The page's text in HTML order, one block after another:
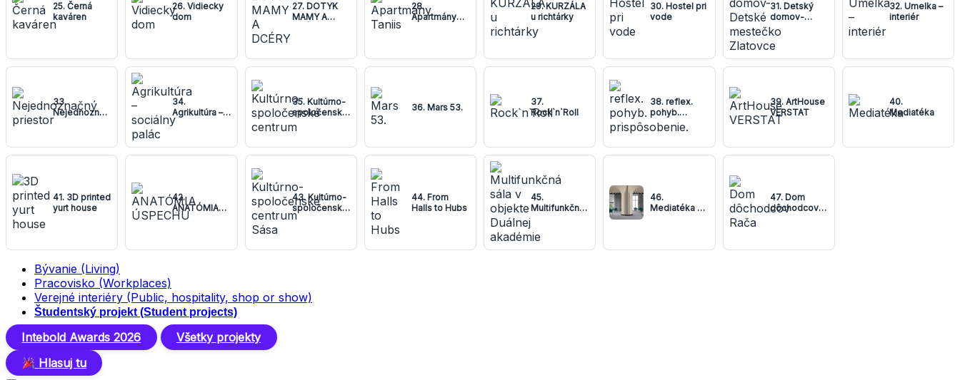
25. Černá
kaváren
26. Vidiecky
dom
27. DOTYK
MAMY A
28.
Apartmány
29. KURZÁLA
u richtárky
30. Hostel pri
vode
31. Detský
domov-
Detské
mestečko
Zlatovce
32. Umelka –
interiér
33.
Nejednoznačný
34.
Agrikultúra –
sociálny
35. Kultúrno-
spoločenské
centrum
36. Mars 53.
37.
Rock`n`Roll
38. reflex.
pohyb.
prispôsobenie.
39. ArtHouse
VERSTAT
40.
Mediatéka
41. 3D printed
yurt house
42.
ANATÓMIA
ÚSPECHU
43. Kultúrno-
spoločenské
centrum Sása
44. From
Halls to Hubs
45.
Multifunkčná
Duálnej
akadémie
46.
Mediatéka v
47. Dom
dôchodcov
Bývanie (Living)
Pracovisko (Workplaces)
Verejné interiéry (Public, hospitality, shop or show)
Študentský projekt (Student projects)
Intebold Awards 2026
Všetky projekty
Hlasuj tu